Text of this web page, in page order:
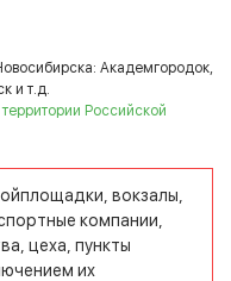
Академгородок,
и т.д.
Российской
вокзалы,
компании,
цеха, пункты
их